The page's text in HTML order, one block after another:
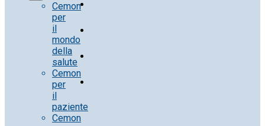
Cemon
per
il
mondo
della
salute
Cemon
per
il
paziente
Cemon